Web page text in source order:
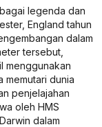
legenda dan
England tahun
dalam
tersebut,
menggunakan
memutari dunia
penjelajahan
oleh HMS
dalam